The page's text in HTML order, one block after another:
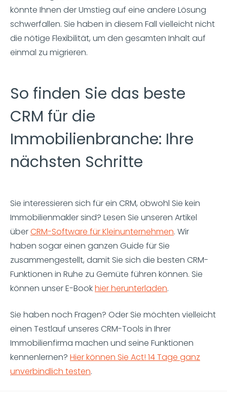
könnte Ihnen der Umstieg auf eine andere Lösung
schwerfallen. Sie haben in diesem Fall vielleicht nicht
die nötige Flexibilität, um den gesamten Inhalt auf
einmal zu migrieren.
So finden Sie das beste
CRM für die
Immobilienbranche: Ihre
nächsten Schritte
Sie interessieren sich für ein CRM, obwohl Sie kein
Immobilienmakler sind? Lesen Sie unseren Artikel
überCRM-Software für Kleinunternehmen. Wir
haben sogar einen ganzen Guide für Sie
zusammengestellt, damit Sie sich die besten CRM-
Funktionen in Ruhe zu Gemüte führen können. Sie
können unser E-Bookhier herunterladen.
Sie haben noch Fragen? Oder Sie möchten vielleicht
einen Testlauf unseres CRM-Tools in Ihrer
Immobilienfirma machen und seine Funktionen
kennenlernen? Hier können Sie Act! 14 Tage ganz
unverbindlich testen.